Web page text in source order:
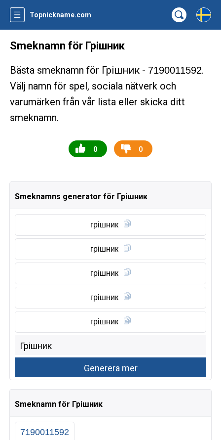
Topnickname.com
Smeknamn för Грішник
Bästa smeknamn för Грішник - 7190011592.
Välj namn för spel, sociala nätverk och
varumärken från vår lista eller skicka ditt
smeknamn.
0 0
Smeknamns generator för Грішник
грішник
грішник
грішник
грішник
грішник
Smeknamn för Грішник
7190011592